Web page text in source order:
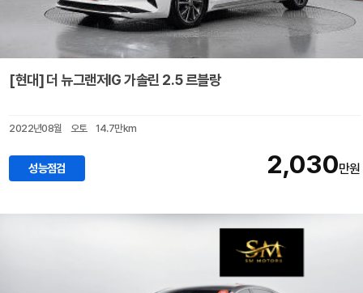
[현대] 더 뉴그랜저IG 가솔린 2.5 르블랑
2022년08월 오토 14.7만km
성능점검 2,030만원